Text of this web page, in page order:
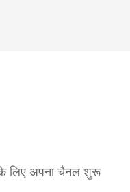
लिए अपना चैनल शुरू